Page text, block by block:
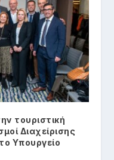
τουριστική
Διαχείρισης
Υπουργείο